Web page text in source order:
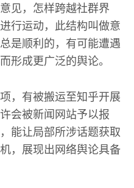
见，怎样跨越社群界
行运动，此结构叫做意
是顺利的，有可能遭遇
形成更广泛的舆论。
，有被搬运至知乎开展
会被新闻网站予以报
能让局部所涉话题获取
，展现出网络舆论具备